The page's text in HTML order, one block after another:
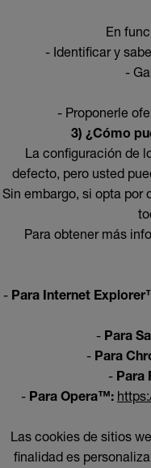
En
- Identificar y
-
- Proponerle
3) ¿Cómo
La configuración de
defecto, pero usted
Sin embargo, si opta por
Para obtener más
- Para Internet
- Para
- Para
- Para
- Para Opera™:
Las cookies de sitios
finalidad es